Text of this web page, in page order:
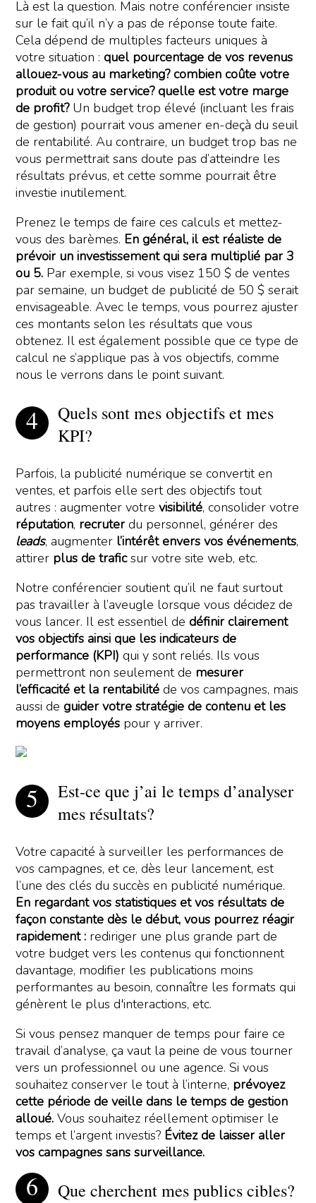
Là est la question. Mais notre conférencier insiste
sur le fait qu’il n’y a pas de réponse toute faite.
Cela dépend de multiples facteurs uniques à
votre situation :quel pourcentage de vos revenus
allouez-vous au marketing? combien coûte votre
produit ou votre service? quelle est votre marge
de profit?Un budget trop élevé (incluant les frais
de gestion) pourrait vous amener en-deçà du seuil
de rentabilité. Au contraire, un budget trop bas ne
vous permettrait sans doute pas d’atteindre les
résultats prévus, et cette somme pourrait être
investie inutilement.
Prenez le temps de faire ces calculs et mettez-
vous des barèmes. En général, il est réaliste de
prévoir un investissement qui sera multiplié par 3
ou 5. Par exemple, si vous visez 150 $ de ventes
par semaine, un budget de publicité de 50 $ serait
envisageable. Avec le temps, vous pourrez ajuster
ces montants selon les résultats que vous
obtenez. Il est également possible que ce type de
calcul ne s’applique pas à vos objectifs, comme
nous le verrons dans le point suivant.
Quels sont mes objectifs et mes
KPI?
Parfois, la publicité numérique se convertit en
ventes, et parfois elle sert des objectifs tout
autres : augmenter votrevisibilité, consolider votre
réputation, recruterdu personnel, générer des
leads, augmenter l’intérêt envers vos événements,
attirer plus de traficsur votre site web, etc.
Notre conférencier soutient qu’il ne faut surtout
pas travailler à l’aveugle lorsque vous décidez de
vous lancer. Il est essentiel dedéfinir clairement
vos objectifs ainsi que les indicateurs de
performance (KPI) qui y sont reliés. Ils vous
permettront non seulement de mesurer
l’efficacité et la rentabilité de vos campagnes, mais
aussi deguider votre stratégie de contenu et les
moyens employés pour y arriver.
Est-ce que j’ai le temps d’analyser
mes résultats?
Votre capacité à surveiller les performances de
vos campagnes, et ce, dès leur lancement, est
l’une des clés du succès en publicité numérique.
En regardant vos statistiques et vos résultats de
façon constante dès le début, vous pourrez réagir
rapidement : rediriger une plus grande part de
votre budget vers les contenus qui fonctionnent
davantage, modifier les publications moins
performantes au besoin, connaître les formats qui
génèrent le plus d'interactions, etc.
Si vous pensez manquer de temps pour faire ce
travail d’analyse, ça vaut la peine de vous tourner
vers un professionnel ou une agence. Si vous
souhaitez conserver le tout à l’interne, prévoyez
cette période de veille dans le temps de gestion
alloué. Vous souhaitez réellement optimiser le
temps et l’argent investis? Évitez de laisser aller
vos campagnes sans surveillance.
Que cherchent mes publics cibles?